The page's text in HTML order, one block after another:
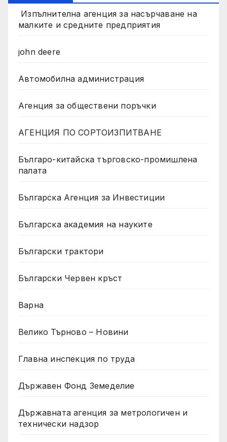
Изпълнителна агенция за насърчаване на
малките и средните предприятия
john deere
Автомобилна администрация
Агенция за обществени поръчки
АГЕНЦИЯ ПО СОРТОИЗПИТВАНЕ
Българо-китайска търговско-промишлена
палата
Българска Агенция за Инвестиции
Българска академия на науките
Български трактори
Български Червен кръст
Варна
Велико Търново – Новини
Главна инспекция по труда
Държавен Фонд Земеделие
Държавната агенция за метрологичен и
технически надзор